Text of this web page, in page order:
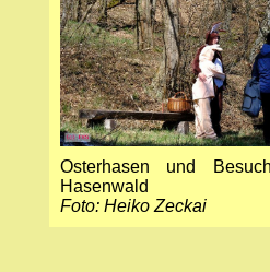
Osterhasen und
Hasenwald
Foto: Heiko Zeckai